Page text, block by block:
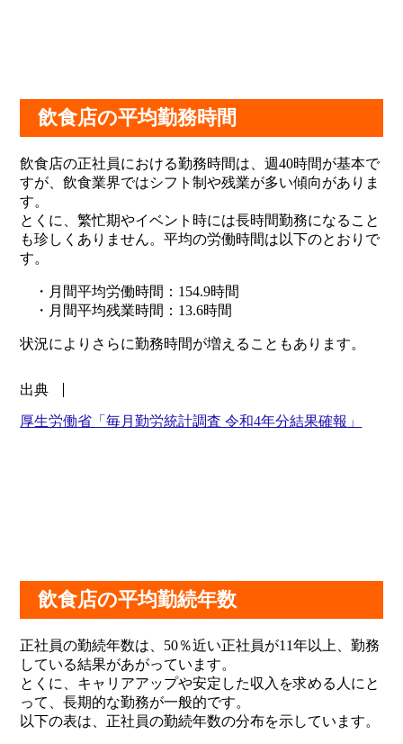
飲食店の平均勤務時間
飲食店の正社員における勤務時間は、週40時間が基本で
すが、飲食業界ではシフト制や残業が多い傾向がありま
す。
とくに、繁忙期やイベント時には長時間勤務になること
も珍しくありません。平均の労働時間は以下のとおりで
す。
・月間平均労働時間：154.9時間
・月間平均残業時間：13.6時間
状況によりさらに勤務時間が増えることもあります。
出典
厚生労働省「毎月勤労統計調査 令和4年分結果確報」
飲食店の平均勤続年数
正社員の勤続年数は、50％近い正社員が11年以上、勤務
している結果があがっています。
とくに、キャリアアップや安定した収入を求める人にと
って、長期的な勤務が一般的です。
以下の表は、正社員の勤続年数の分布を示しています。